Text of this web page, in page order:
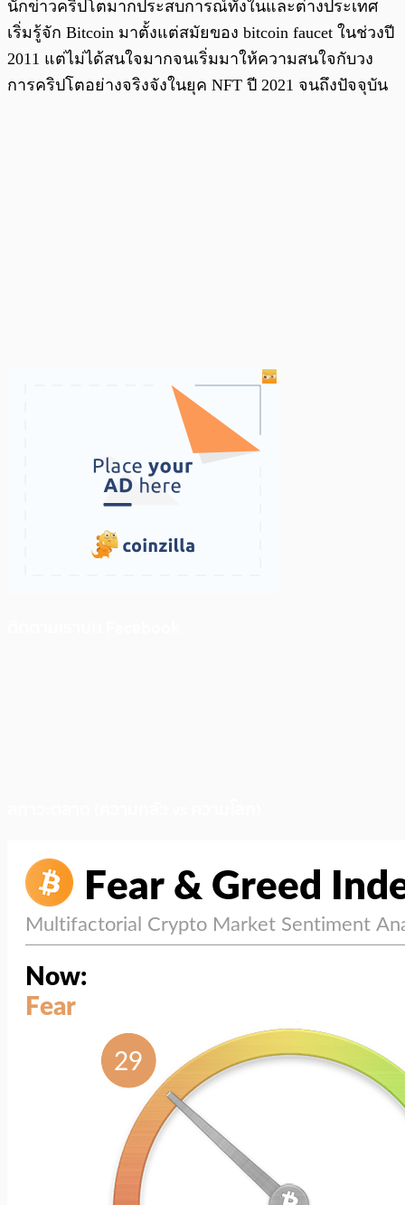
นักข่าวคริปโตมากประสบการณ์ทั้งในและต่างประเทศ
เริ่มรู้จัก Bitcoin มาตั้งแต่สมัยของ bitcoin faucet ในช่วงปี
2011 แต่ไม่ได้สนใจมากจนเริ่มมาให้ความสนใจกับวง
การคริปโตอย่างจริงจังในยุค NFT ปี 2021 จนถึงปัจจุบัน